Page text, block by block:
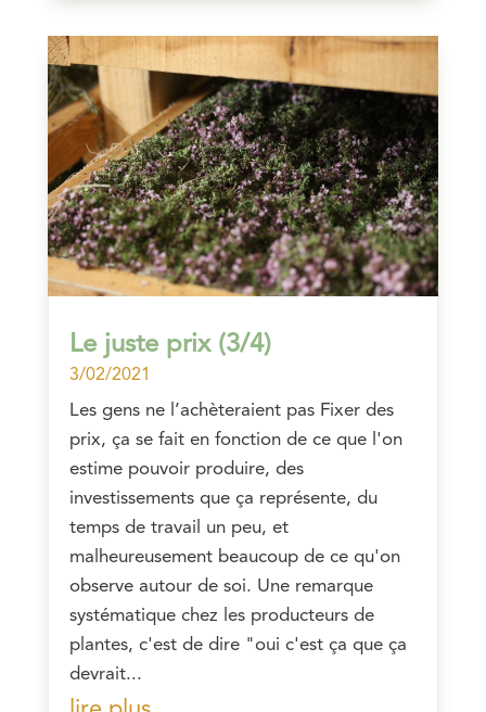
Le juste prix (3/4)
3/02/2021
Les gens ne l’achèteraient pas Fixer des
prix, ça se fait en fonction de ce que l'on
estime pouvoir produire, des
investissements que ça représente, du
temps de travail un peu, et
malheureusement beaucoup de ce qu'on
observe autour de soi. Une remarque
systématique chez les producteurs de
plantes, c'est de dire "oui c'est ça que ça
devrait...